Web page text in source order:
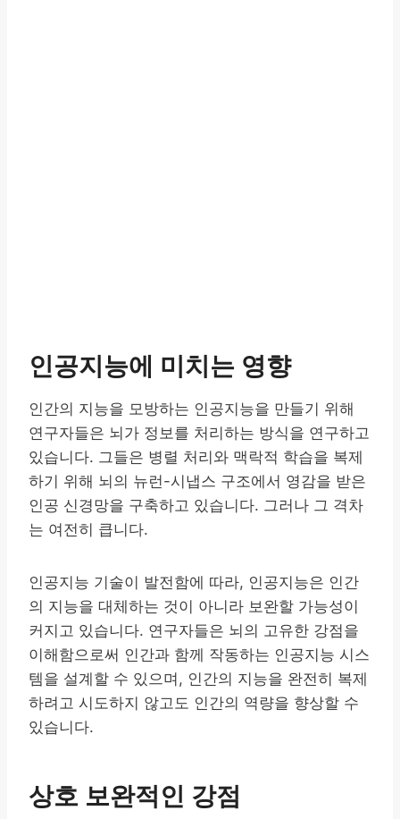
인공지능에 미치는 영향
인간의 지능을 모방하는 인공지능을 만들기 위해
연구자들은 뇌가 정보를 처리하는 방식을 연구하고
있습니다. 그들은 병렬 처리와 맥락적 학습을 복제
하기 위해 뇌의 뉴런-시냅스 구조에서 영감을 받은
인공 신경망을 구축하고 있습니다. 그러나 그 격차
는 여전히 큽니다.
인공지능 기술이 발전함에 따라, 인공지능은 인간
의 지능을 대체하는 것이 아니라 보완할 가능성이
커지고 있습니다. 연구자들은 뇌의 고유한 강점을
이해함으로써 인간과 함께 작동하는 인공지능 시스
템을 설계할 수 있으며, 인간의 지능을 완전히 복제
하려고 시도하지 않고도 인간의 역량을 향상할 수
있습니다.
상호 보완적인 강점